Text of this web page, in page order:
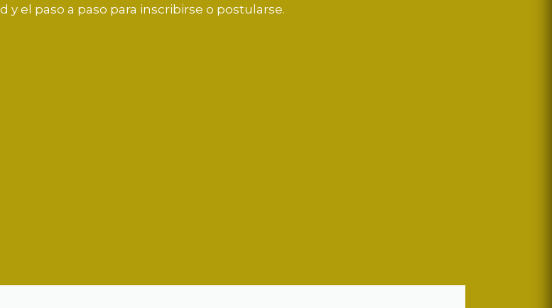
y el paso a paso para inscribirse o postularse.